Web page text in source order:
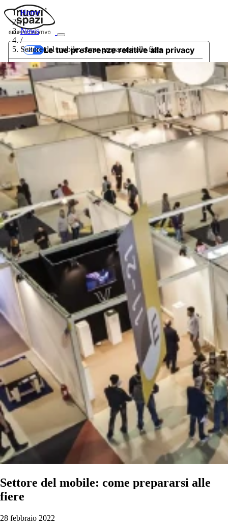
Home
/
News
/
Settore del mobile: come prepararsi alle fiere
Settore del mobile: come prepararsi alle
fiere
28 febbraio 2022
Informativa sulla raccolta
Le tue preferenze relative alla privacy